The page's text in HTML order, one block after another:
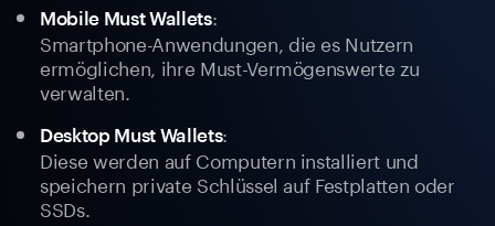
Mobile Must Wallets:
Smartphone-Anwendungen, die es Nutzern
ermöglichen, ihre Must-Vermögenswerte zu
verwalten.
Desktop Must Wallets:
Diese werden auf Computern installiert und
speichern private Schlüssel auf Festplatten oder
SSDs.